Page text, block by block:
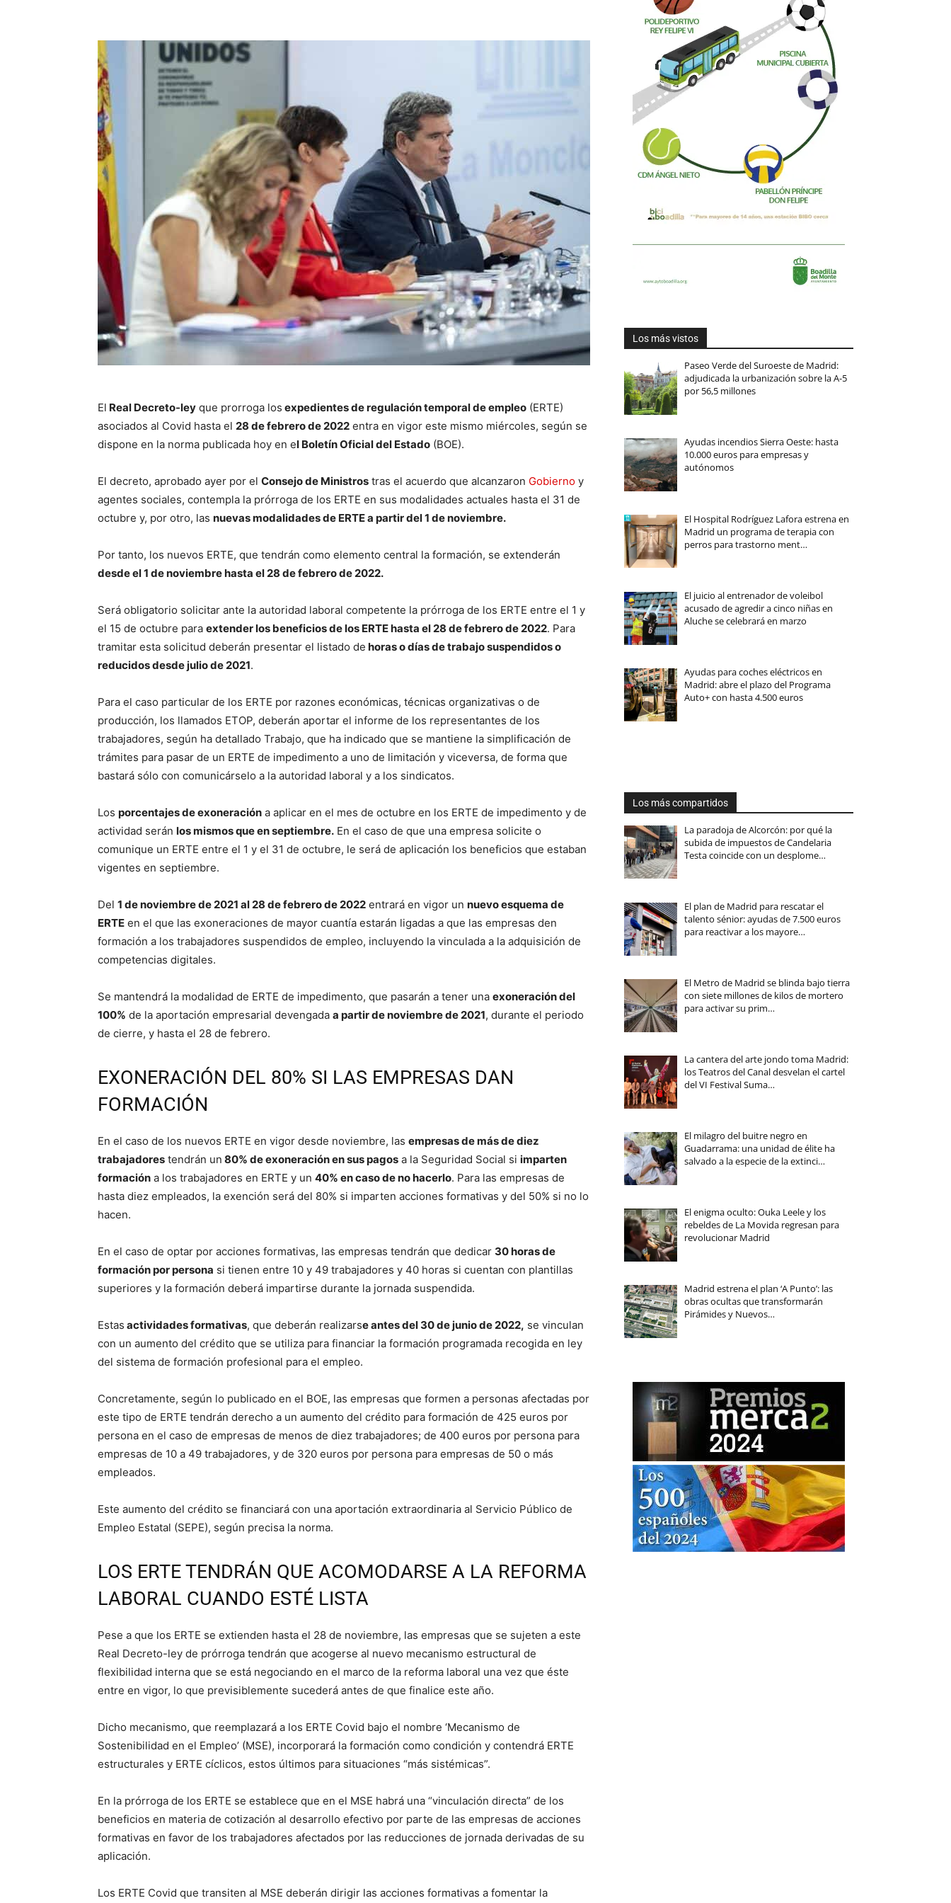
El Real Decreto-ley que prorroga los expedientes de regulación temporal de empleo (ERTE)
asociados al Covid hasta el 28 de febrero de 2022 entra en vigor este mismo miércoles, según se
dispone en la norma publicada hoy en el Boletín Oficial del Estado (BOE).
El decreto, aprobado ayer por el Consejo de Ministros tras el acuerdo que alcanzaron Gobierno y
agentes sociales, contempla la prórroga de los ERTE en sus modalidades actuales hasta el 31 de
octubre y, por otro, las nuevas modalidades de ERTE a partir del 1 de noviembre.
Por tanto, los nuevos ERTE, que tendrán como elemento central la formación, se extenderán
desde el 1 de noviembre hasta el 28 de febrero de 2022.
Será obligatorio solicitar ante la autoridad laboral competente la prórroga de los ERTE entre el 1 y
el 15 de octubre para extender los beneficios de los ERTE hasta el 28 de febrero de 2022. Para
tramitar esta solicitud deberán presentar el listado de horas o días de trabajo suspendidos o
reducidos desde julio de 2021.
Para el caso particular de los ERTE por razones económicas, técnicas organizativas o de
producción, los llamados ETOP, deberán aportar el informe de los representantes de los
trabajadores, según ha detallado Trabajo, que ha indicado que se mantiene la simplificación de
trámites para pasar de un ERTE de impedimento a uno de limitación y viceversa, de forma que
bastará sólo con comunicárselo a la autoridad laboral y a los sindicatos.
Los porcentajes de exoneración a aplicar en el mes de octubre en los ERTE de impedimento y de
actividad serán los mismos que en septiembre. En el caso de que una empresa solicite o
comunique un ERTE entre el 1 y el 31 de octubre, le será de aplicación los beneficios que estaban
vigentes en septiembre.
Del 1 de noviembre de 2021 al 28 de febrero de 2022 entrará en vigor un nuevo esquema de
ERTE en el que las exoneraciones de mayor cuantía estarán ligadas a que las empresas den
formación a los trabajadores suspendidos de empleo, incluyendo la vinculada a la adquisición de
competencias digitales.
Se mantendrá la modalidad de ERTE de impedimento, que pasarán a tener una exoneración del
100% de la aportación empresarial devengada a partir de noviembre de 2021, durante el periodo
de cierre, y hasta el 28 de febrero.
EXONERACIÓN DEL 80% SI LAS EMPRESAS DAN
FORMACIÓN
En el caso de los nuevos ERTE en vigor desde noviembre, las empresas de más de diez
trabajadores tendrán un 80% de exoneración en sus pagos a la Seguridad Social si imparten
formación a los trabajadores en ERTE y un 40% en caso de no hacerlo. Para las empresas de
hasta diez empleados, la exención será del 80% si imparten acciones formativas y del 50% si no lo
hacen.
En el caso de optar por acciones formativas, las empresas tendrán que dedicar 30 horas de
formación por persona si tienen entre 10 y 49 trabajadores y 40 horas si cuentan con plantillas
superiores y la formación deberá impartirse durante la jornada suspendida.
Estas actividades formativas, que deberán realizarse antes del 30 de junio de 2022, se vinculan
con un aumento del crédito que se utiliza para financiar la formación programada recogida en ley
del sistema de formación profesional para el empleo.
Concretamente, según lo publicado en el BOE, las empresas que formen a personas afectadas por
este tipo de ERTE tendrán derecho a un aumento del crédito para formación de 425 euros por
persona en el caso de empresas de menos de diez trabajadores; de 400 euros por persona para
empresas de 10 a 49 trabajadores, y de 320 euros por persona para empresas de 50 o más
empleados.
Este aumento del crédito se financiará con una aportación extraordinaria al Servicio Público de
Empleo Estatal (SEPE), según precisa la norma.
LOS ERTE TENDRÁN QUE ACOMODARSE A LA REFORMA
LABORAL CUANDO ESTÉ LISTA
Pese a que los ERTE se extienden hasta el 28 de noviembre, las empresas que se sujeten a este
Real Decreto-ley de prórroga tendrán que acogerse al nuevo mecanismo estructural de
flexibilidad interna que se está negociando en el marco de la reforma laboral una vez que éste
entre en vigor, lo que previsiblemente sucederá antes de que finalice este año.
Dicho mecanismo, que reemplazará a los ERTE Covid bajo el nombre ‘Mecanismo de
Sostenibilidad en el Empleo’ (MSE), incorporará la formación como condición y contendrá ERTE
estructurales y ERTE cíclicos, estos últimos para situaciones “más sistémicas”.
En la prórroga de los ERTE se establece que en el MSE habrá una “vinculación directa” de los
beneficios en materia de cotización al desarrollo efectivo por parte de las empresas de acciones
formativas en favor de los trabajadores afectados por las reducciones de jornada derivadas de su
aplicación.
Los ERTE Covid que transiten al MSE deberán dirigir las acciones formativas a fomentar la
Los más vistos
Paseo Verde del Suroeste de Madrid:
adjudicada la urbanización sobre la A-5
por 56,5 millones
Ayudas incendios Sierra Oeste: hasta
10.000 euros para empresas y
autónomos
El Hospital Rodríguez Lafora estrena en
Madrid un programa de terapia con
perros para trastorno ment…
El juicio al entrenador de voleibol
acusado de agredir a cinco niñas en
Aluche se celebrará en marzo
Ayudas para coches eléctricos en
Madrid: abre el plazo del Programa
Auto+ con hasta 4.500 euros
Los más compartidos
La paradoja de Alcorcón: por qué la
subida de impuestos de Candelaria
Testa coincide con un desplome…
El plan de Madrid para rescatar el
talento sénior: ayudas de 7.500 euros
para reactivar a los mayore…
El Metro de Madrid se blinda bajo tierra
con siete millones de kilos de mortero
para activar su prim…
La cantera del arte jondo toma Madrid:
los Teatros del Canal desvelan el cartel
del VI Festival Suma…
El milagro del buitre negro en
Guadarrama: una unidad de élite ha
salvado a la especie de la extinci…
El enigma oculto: Ouka Leele y los
rebeldes de La Movida regresan para
revolucionar Madrid
Madrid estrena el plan ‘A Punto’: las
obras ocultas que transformarán
Pirámides y Nuevos…